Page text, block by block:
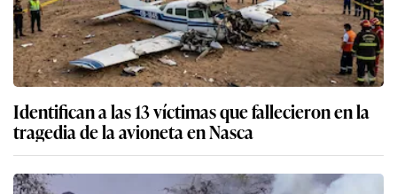
Identifican a las 13 víctimas que fallecieron en la
tragedia de la avioneta en Nasca